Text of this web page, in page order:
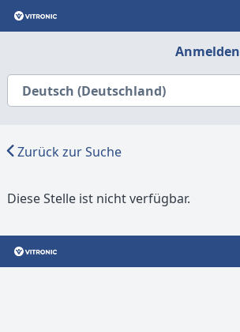
Anmelden
Zurück zur Suche
Diese Stelle ist nicht verfügbar.